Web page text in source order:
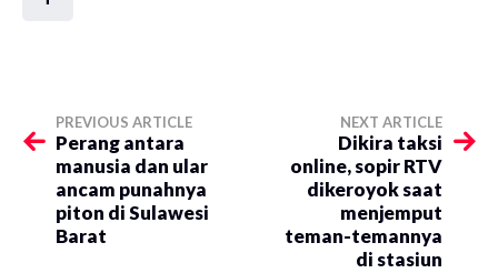
PREVIOUS ARTICLE
Perang antara
manusia dan ular
ancam punahnya
piton di Sulawesi
Barat
NEXT ARTICLE
Dikira taksi
online, sopir RTV
dikeroyok saat
menjemput
teman-temannya
di stasiun